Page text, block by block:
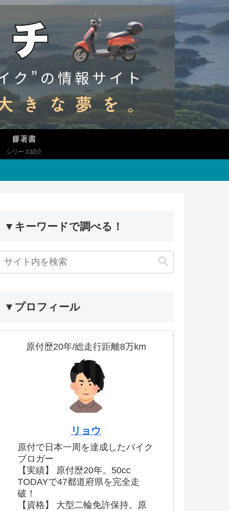
📘著書
シリーズ紹介
▼キーワードで調べる！
▼プロフィール
原付歴20年/総走行距離8万km
リョウ
原付で日本一周を達成したバイク
ブロガー
【実績】 原付歴20年。50cc
TODAYで47都道府県を完全走
破！
【資格】 大型二輪免許保持。原